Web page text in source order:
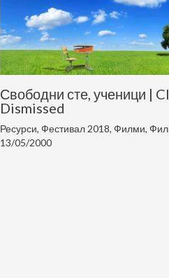
Свободни сте, ученици |
Dismissed
Ресурси, Фестивал 2018, Филми,
13/05/2000